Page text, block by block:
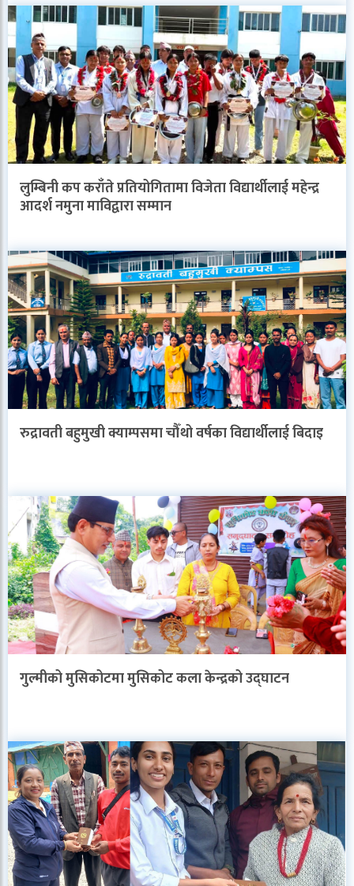
लुम्बिनी कप कराँते प्रतियोगितामा विजेता विद्यार्थीलाई महेन्द्र
आदर्श नमुना माविद्वारा सम्मान
रुद्रावती बहुमुखी क्याम्पसमा चौँथो वर्षका विद्यार्थीलाई बिदाइ
गुल्मीको मुसिकोटमा मुसिकोट कला केन्द्रको उद्घाटन